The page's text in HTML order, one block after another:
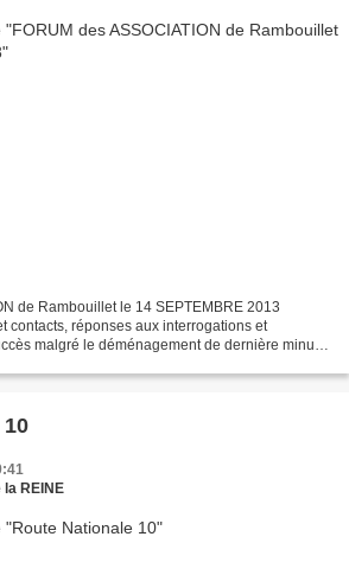
de Rambouillet le 14 SEPTEMBRE 2013
contacts, réponses aux interrogations et
malgré le déménagement de dernière minute
la REINE